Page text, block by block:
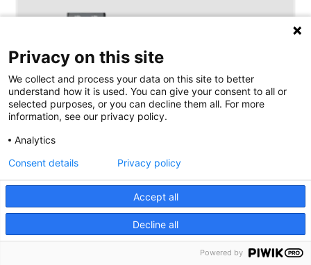
Motores eléctricos
Descubre nuestra amplia gama de productos de
motores paso a paso, motor DC y motores
EC/BLDC. Muchos motores están disponibles en
Privacy on this site
We collect and process your data on this site to better
understand how it is used. You can give your consent to all or
selected purposes, or you can decline them all. For more
information, see our privacy policy.
Analytics
Accept all
Decline all
Consent details Privacy policy
Powered by